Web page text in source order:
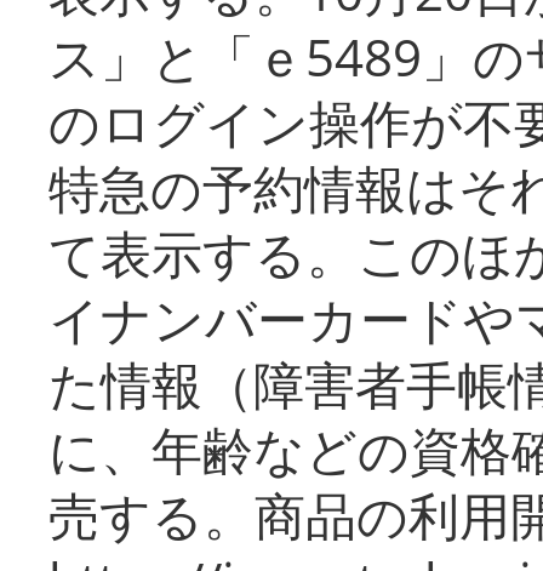
ス」と「ｅ5489」
のログイン操作が不
特急の予約情報はそ
て表示する。このほ
イナンバーカードや
た情報（障害者手帳
に、年齢などの資格
売する。商品の利用